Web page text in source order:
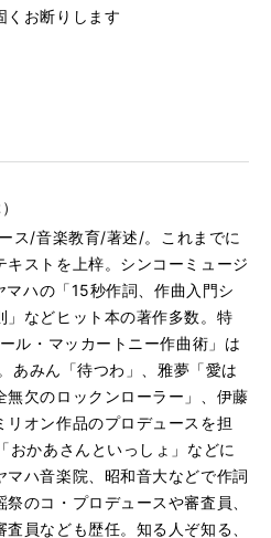
くお断りします
ス/音楽教育/著述/。これまでに
ストを上梓。シンコーミュージ
ハの「15秒作詞、作曲入門シ
」などヒット本の著作多数。特
ル・マッカートニー作曲術」は
あみん「待つわ」、雅夢「愛は
欠のロックンローラー」、伊藤
オン作品のプロデュースを担
おかあさんといっしょ」などに
ハ音楽院、昭和音大などで作詞
のコ・プロデュースや審査員、
員なども歴任。知る人ぞ知る、